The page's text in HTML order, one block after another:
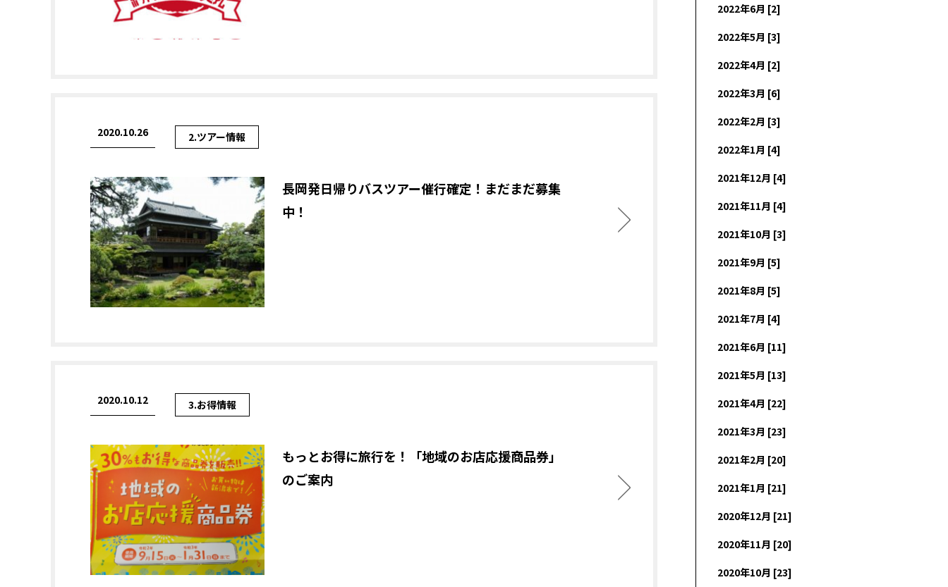
2020.10.26 2.ツアー情報
長岡発日帰りバスツアー催行確定！まだまだ募集
中！
2020.10.12 3.お得情報
もっとお得に旅行を！「地域のお店応援商品券」
のご案内
2022年6月 [2]
2022年5月 [3]
2022年4月 [2]
2022年3月 [6]
2022年2月 [3]
2022年1月 [4]
2021年12月 [4]
2021年11月 [4]
2021年10月 [3]
2021年9月 [5]
2021年8月 [5]
2021年7月 [4]
2021年6月 [11]
2021年5月 [13]
2021年4月 [22]
2021年3月 [23]
2021年2月 [20]
2021年1月 [21]
2020年12月 [21]
2020年11月 [20]
2020年10月 [23]